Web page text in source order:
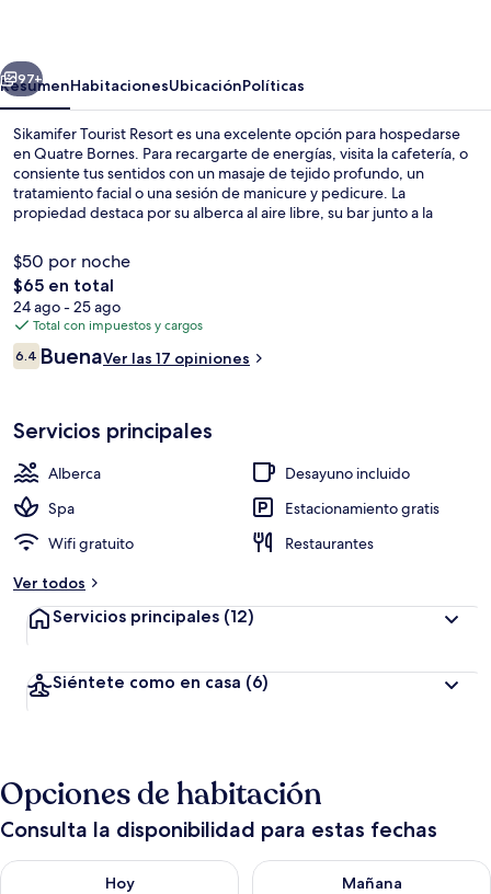
Siguiente
97+
ResumenHabitacionesUbicaciónPolíticas
Sikamifer Tourist Resort es una excelente opción para hospedarse
en Quatre Bornes. Para recargarte de energías, visita la cafetería, o
consiente tus sentidos con un masaje de tejido profundo, un
tratamiento facial o una sesión de manicure y pedicure. La
propiedad destaca por su alberca al aire libre, su bar junto a la
$50 por noche
El
precio
total
es
de
$65 en total
24 ago - 25 ago
Total con impuestos y cargos
Opiniones
6.46.4 de 10,
BuenaVer las 17 opiniones
Servicios principales
Alberca
Desayuno incluido
Spa
Estacionamiento gratis
Wifi gratuito
Restaurantes
Ver todos
Servicios principales (12)
Siéntete como en casa (6)
Opciones de habitación
Consulta la disponibilidad para estas fechas
Hoy
Consulta la disponibilidad para hoy ago 6 - ago 7
Mañana
Consulta la disponibilidad